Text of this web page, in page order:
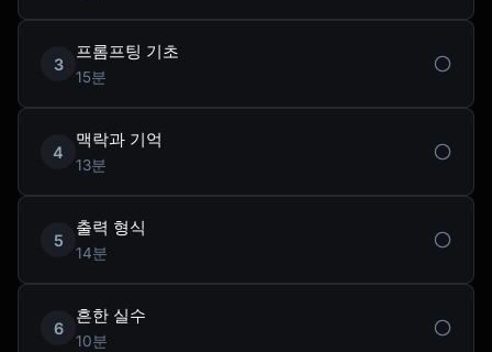
3
프롬프팅 기초
15분
4
맥락과 기억
13분
5
출력 형식
14분
6
흔한 실수
10분